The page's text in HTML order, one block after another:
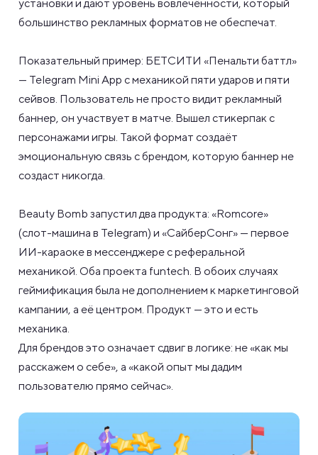
установки и дают уровень вовлечённости, который
большинство рекламных форматов не обеспечат.
Показательный пример: БЕТСИТИ «Пенальти баттл»
— Telegram Mini App с механикой пяти ударов и пяти
сейвов. Пользователь не просто видит рекламный
баннер, он участвует в матче. Вышел стикерпак с
персонажами игры. Такой формат создаёт
эмоциональную связь с брендом, которую баннер не
создаст никогда.
Beauty Bomb запустил два продукта: «Romcore»
(слот-машина в Telegram) и «СайберСонг» — первое
ИИ-караоке в мессенджере с реферальной
механикой. Оба проекта funtech. В обоих случаях
геймификация была не дополнением к маркетинговой
кампании, а её центром. Продукт — это и есть
механика.
Для брендов это означает сдвиг в логике: не «как мы
расскажем о себе», а «какой опыт мы дадим
пользователю прямо сейчас».